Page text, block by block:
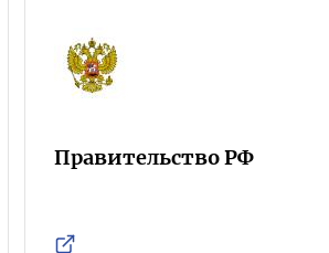
Правительство РФ